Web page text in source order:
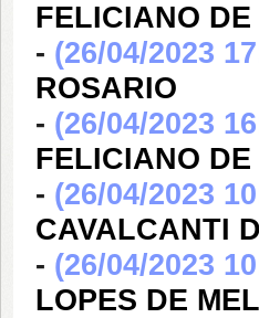
FELICIANO DE
- (26/04/2023
ROSARIO
- (26/04/2023
FELICIANO DE
- (26/04/2023
CAVALCANTI
- (26/04/2023
LOPES DE